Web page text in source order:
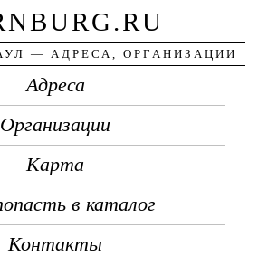
— АДРЕСА, ОРГАНИЗАЦИИ
Адреса
Организации
Карта
в каталог
Контакты